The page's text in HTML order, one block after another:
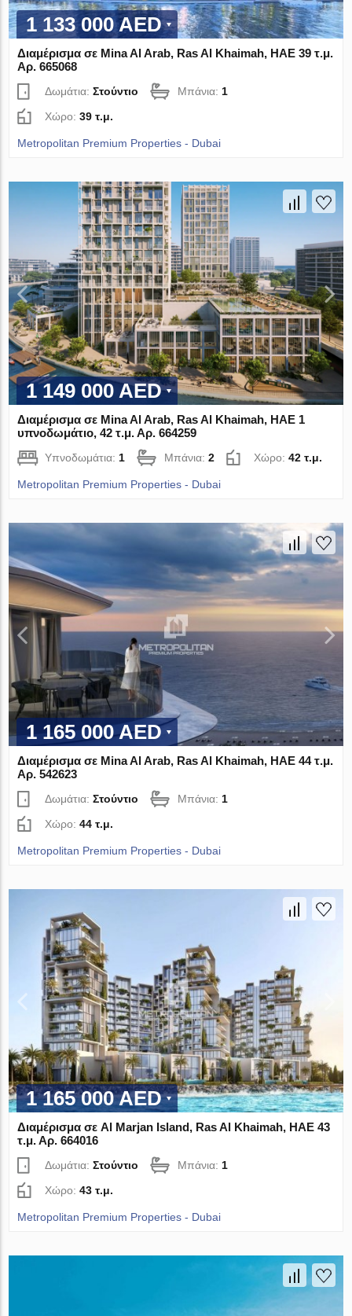
1 133 000 AED
Διαμέρισμα σε Mina Al Arab, Ras Al Khaimah, ΗΑΕ 39 τ.μ.
Αρ. 665068
Δωμάτια:Στούντιο Μπάνια:1
Χώρο:39 τ.μ.
Metropolitan Premium Properties - Dubai
1 149 000 AED
Διαμέρισμα σε Mina Al Arab, Ras Al Khaimah, ΗΑΕ 1
υπνοδωμάτιο, 42 τ.μ. Αρ. 664259
Υπνοδωμάτια: 1 Μπάνια:2 Χώρο:42 τ.μ.
Metropolitan Premium Properties - Dubai
1 165 000 AED
Διαμέρισμα σε Mina Al Arab, Ras Al Khaimah, ΗΑΕ 44 τ.μ.
Αρ. 542623
Δωμάτια:Στούντιο Μπάνια: 1
Χώρο:44 τ.μ.
Metropolitan Premium Properties - Dubai
1 165 000 AED
Διαμέρισμα σε Al Marjan Island, Ras Al Khaimah, ΗΑΕ 43
τ.μ. Αρ. 664016
Δωμάτια:Στούντιο Μπάνια: 1
Χώρο:43 τ.μ.
Metropolitan Premium Properties - Dubai